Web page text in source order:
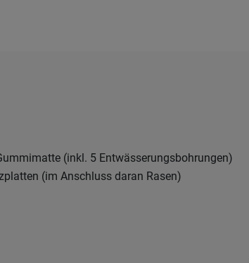
(inkl. 5 Entwässerungsbohrungen)
(im Anschluss daran Rasen)